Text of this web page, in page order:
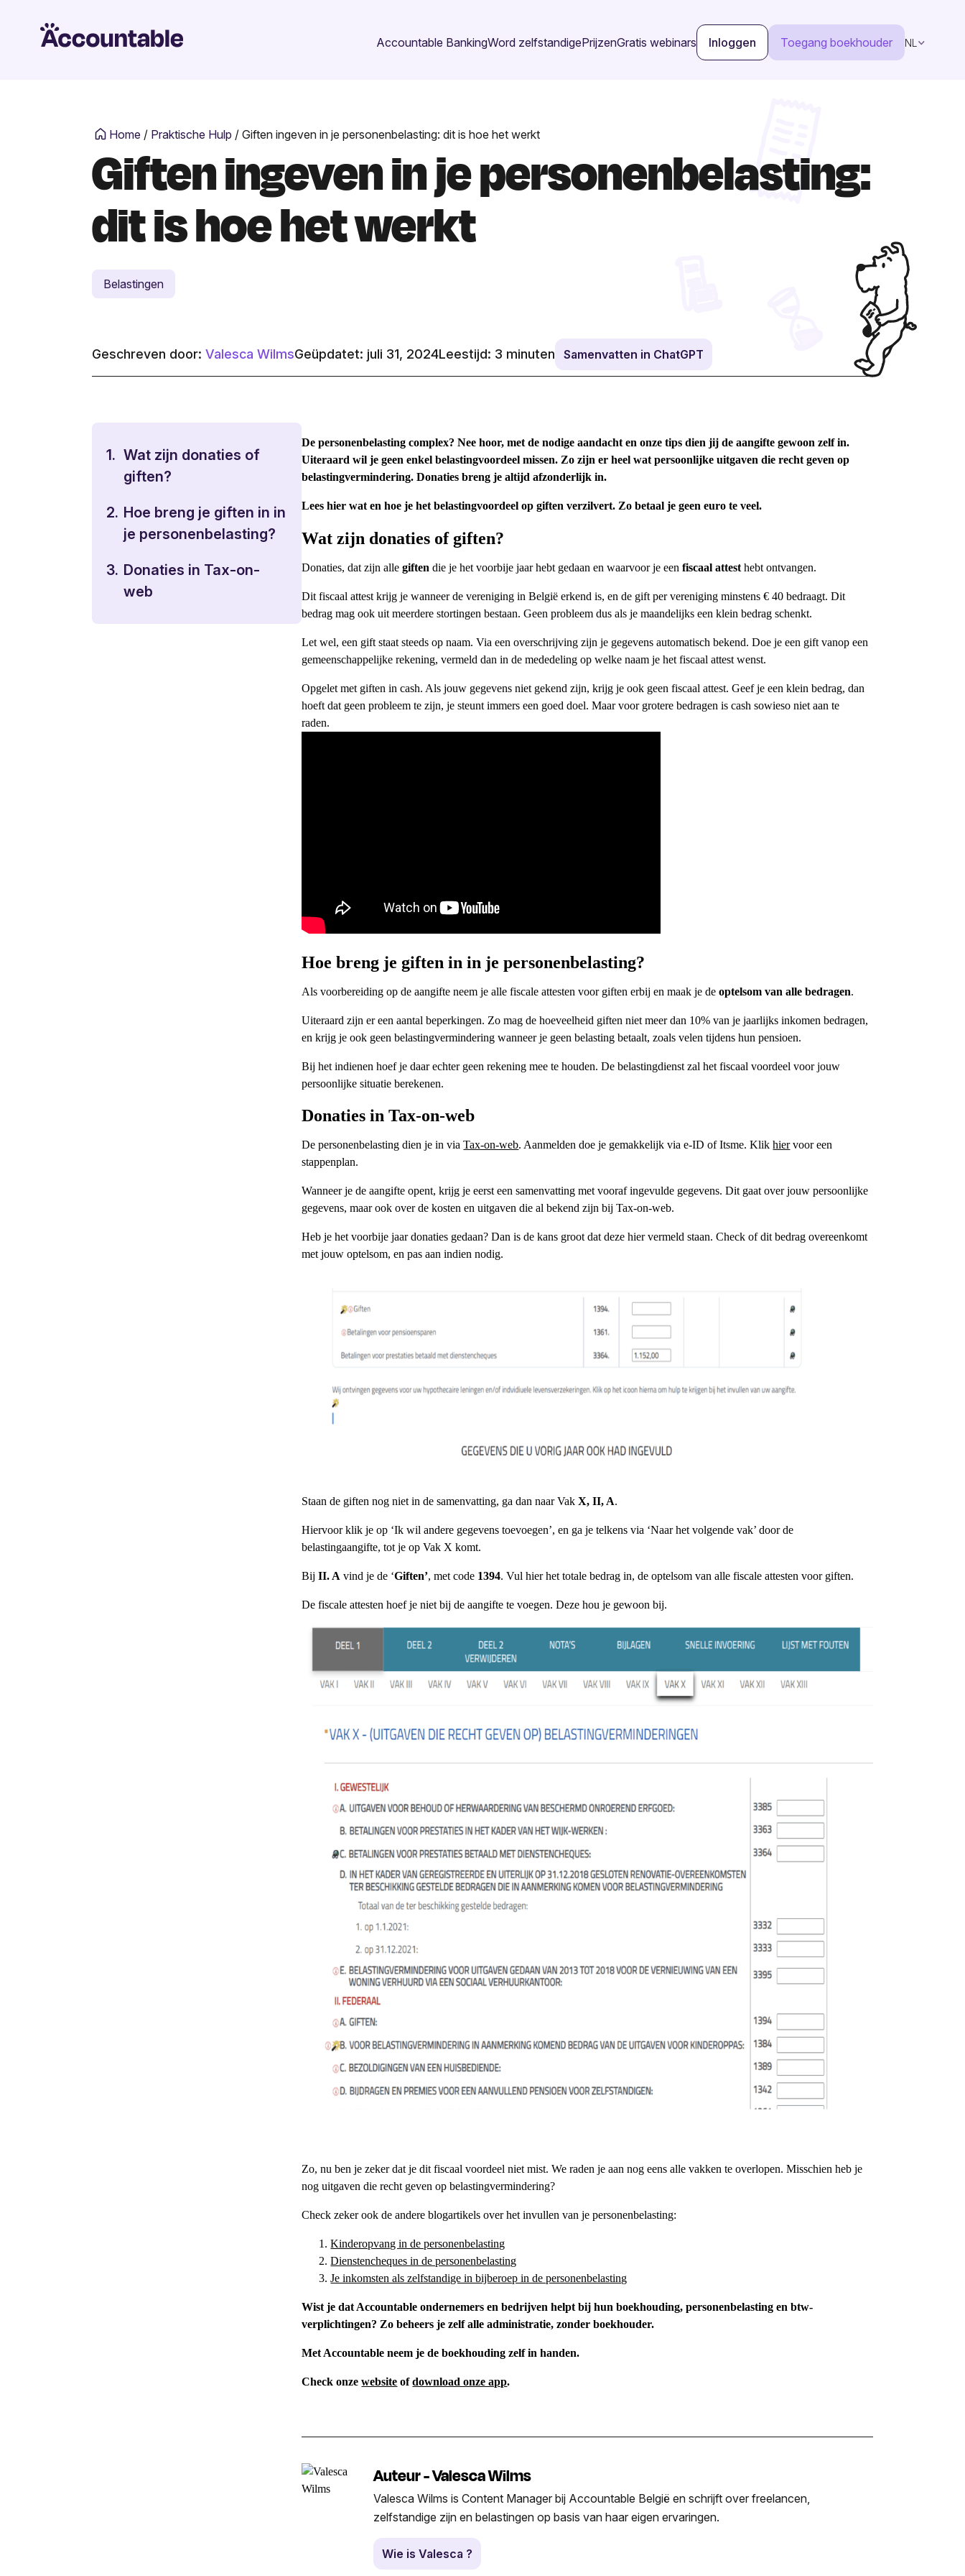
Accountable BankingWord zelfstandigePrijzenGratis webinars Inloggen Toegang boekhouder NL
Home / Praktische Hulp / Giften ingeven in je personenbelasting: dit is hoe het werkt
Giften ingeven in je personenbelasting:
dit is hoe het werkt
Belastingen
Geschreven door: Valesca WilmsGeüpdatet: juli 31, 2024Leestijd: 3 minuten Samenvatten in ChatGPT
1. Wat zijn donaties of
giften?
2. Hoe breng je giften in in
je personenbelasting?
3. Donaties in Tax-on-
web
De personenbelasting complex?Nee hoor, met de nodige aandacht en onze tips dien jij de aangifte gewoon zelf in.
Uiteraard wil je geen enkel belastingvoordeel missen. Zo zijn er heel wat persoonlijke uitgaven die recht geven op
belastingvermindering. Donaties breng je altijd afzonderlijk in.
Lees hier wat en hoe je het belastingvoordeel op giften verzilvert. Zo betaal je geen euro te veel.
Wat zijn donaties of giften?
Donaties, dat zijn allegiften die je het voorbije jaar hebt gedaan en waarvoor je eenfiscaal attest hebt ontvangen.
Dit fiscaal attest krijg je wanneer de vereniging in België erkend is, en de gift per vereniging minstens € 40 bedraagt. Dit
bedrag mag ook uit meerdere stortingen bestaan. Geen probleem dus als je maandelijks een klein bedrag schenkt.
Let wel, een gift staat steeds op naam. Via een overschrijving zijn je gegevens automatisch bekend. Doe je een gift vanop een
gemeenschappelijke rekening, vermeld dan in de mededeling op welke naam je het fiscaal attest wenst.
Opgelet met giften in cash. Als jouw gegevens niet gekend zijn, krijg je ook geen fiscaal attest. Geef je een klein bedrag, dan
hoeft dat geen probleem te zijn, je steunt immers een goed doel. Maar voor grotere bedragen is cash sowieso niet aan te
raden.
Hoe breng je giften in in je personenbelasting?
Als voorbereiding op de aangifte neem je alle fiscale attesten voor giften erbij en maak je deoptelsom van alle bedragen.
Uiteraard zijn er een aantal beperkingen. Zo mag de hoeveelheid giften niet meer dan 10% van je jaarlijks inkomen bedragen,
en krijg je ook geen belastingvermindering wanneer je geen belasting betaalt, zoals velen tijdens hun pensioen.
Bij het indienen hoef je daar echter geen rekening mee te houden. De belastingdienst zal het fiscaal voordeel voor jouw
persoonlijke situatie berekenen.
Donaties in Tax-on-web
De personenbelasting dien je in viaTax-on-web. Aanmelden doe je gemakkelijk via e-ID of Itsme.Klikhiervoor een
stappenplan.
Wanneer je de aangifte opent, krijg je eerst een samenvatting met vooraf ingevulde gegevens. Dit gaat over jouw persoonlijke
gegevens, maar ook over de kosten en uitgaven die al bekend zijn bij Tax-on-web.
Heb je het voorbije jaar donaties gedaan? Dan is de kans groot dat deze hier vermeld staan. Check of dit bedrag overeenkomt
met jouw optelsom, en pas aan indien nodig.
Staan de giften nog niet in de samenvatting, ga dan naar VakX, II, A.
Hiervoor klik je op ‘Ik wil andere gegevens toevoegen’, en ga je telkens via ‘Naar het volgende vak’ door de
belastingaangifte, tot je op Vak X komt.
BijII. A vind je de ‘Giften’, met code 1394. Vul hier het totale bedrag in, de optelsom van alle fiscale attesten voor giften.
De fiscale attesten hoef je niet bij de aangifte te voegen. Deze hou je gewoon bij.
Zo, nu ben je zeker dat je dit fiscaal voordeel niet mist. We raden je aan nog eens alle vakken te overlopen. Misschien heb je
nog uitgaven die recht geven op belastingvermindering?
Check zeker ook de andere blogartikels over het invullen van je personenbelasting:
Kinderopvang in de personenbelasting
Dienstencheques in de personenbelasting
Je inkomsten als zelfstandige in bijberoep in de personenbelasting
Wist je dat Accountable ondernemers en bedrijven helpt bij hun boekhouding, personenbelasting en btw-
verplichtingen? Zo beheers je zelf alle administratie, zonder boekhouder.
Met Accountable neem je de boekhouding zelf in handen.
Check onzewebsite ofdownload onze app.
Auteur - Valesca Wilms
Valesca Wilms is Content Manager bij Accountable België en schrijft over freelancen,
zelfstandige zijn en belastingen op basis van haar eigen ervaringen.
Wie is Valesca ?